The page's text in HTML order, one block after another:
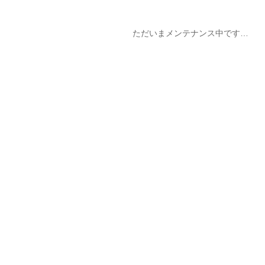
ただいまメンテナンス中です…